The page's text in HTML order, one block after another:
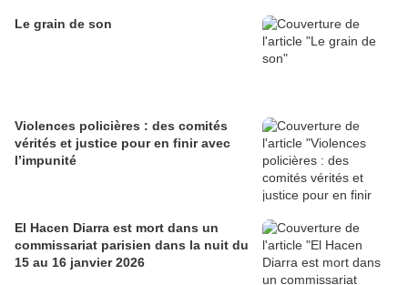
Le grain de son
Violences policières : des comités
vérités et justice pour en finir avec
l’impunité
El Hacen Diarra est mort dans un
commissariat parisien dans la nuit du
15 au 16 janvier 2026